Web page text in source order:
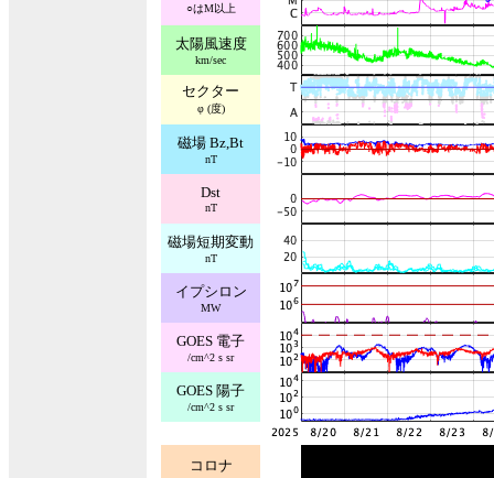
○はM以上
太陽風速度
km/sec
セクター
φ (度)
磁場 Bz,Bt
nT
Dst
nT
磁場短期変動
nT
イプシロン
MW
GOES 電子
/cm^2 s sr
GOES 陽子
/cm^2 s sr
コロナ